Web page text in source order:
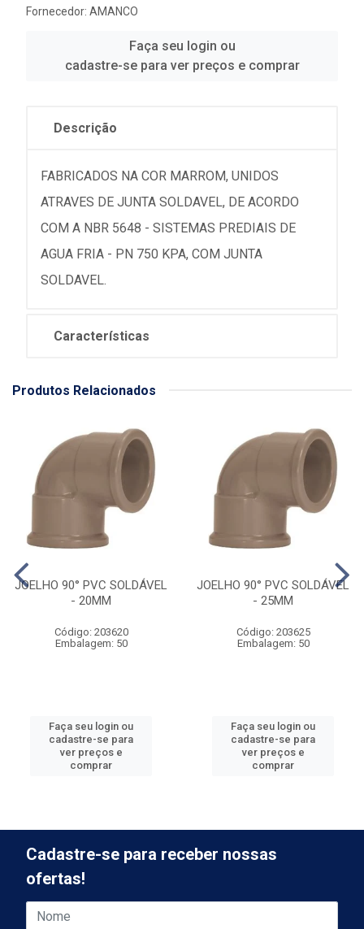
Fornecedor: AMANCO
Faça seu login ou
cadastre-se para ver preços e comprar
Descrição
FABRICADOS NA COR MARROM, UNIDOS
ATRAVES DE JUNTA SOLDAVEL, DE ACORDO
COM A NBR 5648 - SISTEMAS PREDIAIS DE
AGUA FRIA - PN 750 KPA, COM JUNTA
SOLDAVEL.
Características
Produtos Relacionados
JOELHO 90° PVC SOLDÁVEL
- 20MM
Código: 203620
Embalagem: 50
Faça seu login ou
cadastre-se para
ver preços e
comprar
JOELHO 90° PVC SOLDÁVEL
- 25MM
Código: 203625
Embalagem: 50
Faça seu login ou
cadastre-se para
ver preços e
comprar
Cadastre-se para receber nossas
ofertas!